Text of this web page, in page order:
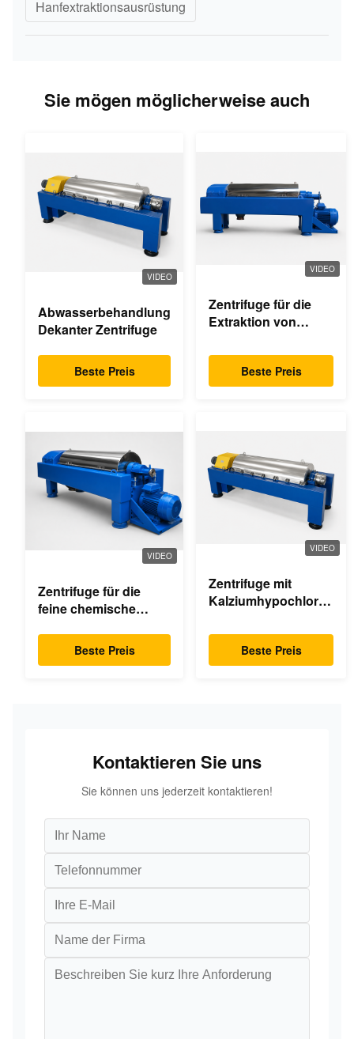
Hanfextraktionsausrüstung
Sie mögen möglicherweise auch
VIDEO
Abwasserbehandlung
Dekanter Zentrifuge
Beste Preis
VIDEO
Zentrifuge für die
Extraktion von
Beste Preis
VIDEO
Zentrifuge für die
feine chemische
Beste Preis
VIDEO
Zentrifuge mit
Kalziumhypochlorid-
Beste Preis
Kontaktieren Sie uns
Sie können uns jederzeit kontaktieren!